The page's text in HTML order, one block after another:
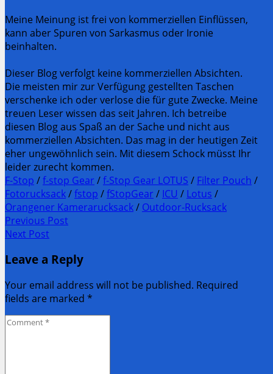
Meine Meinung ist frei von kommerziellen Einflüssen,
kann aber Spuren von Sarkasmus oder Ironie
beinhalten.
Dieser Blog verfolgt keine kommerziellen Absichten.
Die meisten mir zur Verfügung gestellten Taschen
verschenke ich oder verlose die für gute Zwecke. Meine
treuen Leser wissen das seit Jahren. Ich betreibe
diesen Blog aus Spaß an der Sache und nicht aus
kommerziellen Absichten. Das mag in der heutigen Zeit
eher ungewöhnlich sein. Mit diesem Schock müsst Ihr
leider zurecht kommen.
F-Stop /f-stop Gear /f-Stop Gear LOTUS / Filter Pouch /
Fotorucksack/fstop /fStopGear / ICU / Lotus /
Orangener Kamerarucksack/ Outdoor-Rucksack
Post
navigation
Previous Post
Previous
Next Post
Post:
Leave a Reply
Your email address will not be published. Required
fields are marked *
Comment